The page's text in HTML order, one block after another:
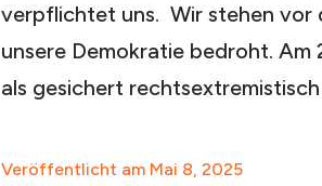
verpflichtet uns. Wir stehen vor
unsere Demokratie bedroht.
als gesichert
Veröffentlicht am Mai 8, 2025